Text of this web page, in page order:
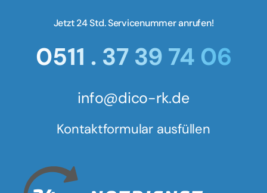
Jetzt 24 Std. Servicenummer anrufen!
0511 . 37 39 74 06
info@dico-rk.de
Kontaktformular ausfüllen